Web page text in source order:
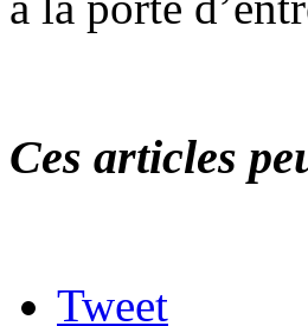
Ces articles
Tweet